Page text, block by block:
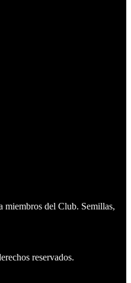
miembros del Club. Semillas,
reservados.